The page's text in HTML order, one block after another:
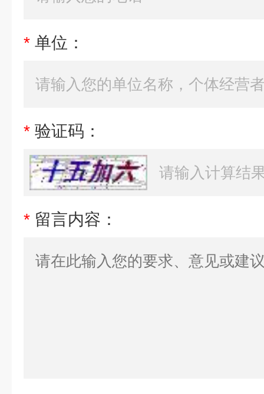
* 单位：
* 验证码：
* 留言内容：